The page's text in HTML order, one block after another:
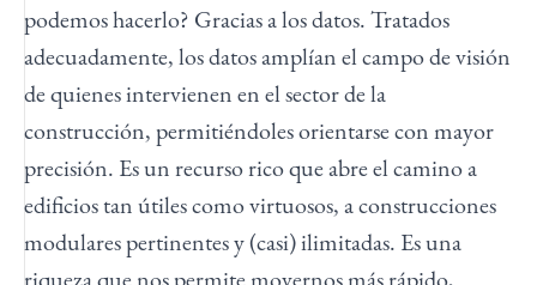
podemos hacerlo? Gracias a los datos. Tratados
adecuadamente, los datos amplían el campo de visión
de quienes intervienen en el sector de la
construcción, permitiéndoles orientarse con mayor
precisión. Es un recurso rico que abre el camino a
edificios tan útiles como virtuosos, a construcciones
modulares pertinentes y (casi) ilimitadas. Es una